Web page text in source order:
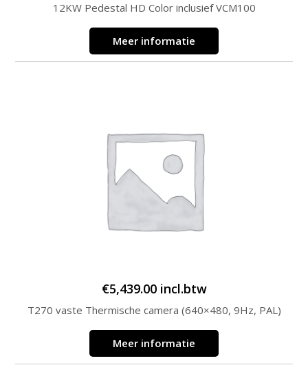
12KW Pedestal HD Color inclusief VCM100
Meer informatie
€5,439.00 incl.btw
T270 vaste Thermische camera (640×480, 9Hz, PAL)
Meer informatie